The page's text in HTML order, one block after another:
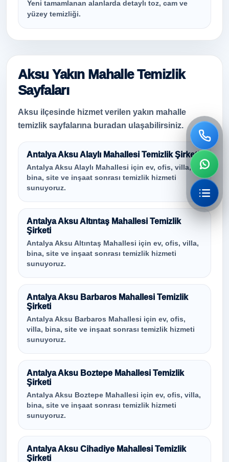
Yeni tamamlanan alanlarda detaylı toz, cam ve
yüzey temizliği.
Aksu Yakın Mahalle Temizlik
Sayfaları
Aksu ilçesinde hizmet verilen yakın mahalle
temizlik sayfalarına buradan ulaşabilirsiniz.
Antalya Aksu Alaylı Mahallesi Temizlik Şirketi
Antalya Aksu Alaylı Mahallesi için ev, ofis, villa,
bina, site ve inşaat sonrası temizlik hizmeti
sunuyoruz.
Antalya Aksu Altıntaş Mahallesi Temizlik
Şirketi
Antalya Aksu Altıntaş Mahallesi için ev, ofis, villa,
bina, site ve inşaat sonrası temizlik hizmeti
sunuyoruz.
Antalya Aksu Barbaros Mahallesi Temizlik
Şirketi
Antalya Aksu Barbaros Mahallesi için ev, ofis,
villa, bina, site ve inşaat sonrası temizlik hizmeti
sunuyoruz.
Antalya Aksu Boztepe Mahallesi Temizlik
Şirketi
Antalya Aksu Boztepe Mahallesi için ev, ofis, villa,
bina, site ve inşaat sonrası temizlik hizmeti
sunuyoruz.
Antalya Aksu Cihadiye Mahallesi Temizlik
Şirketi